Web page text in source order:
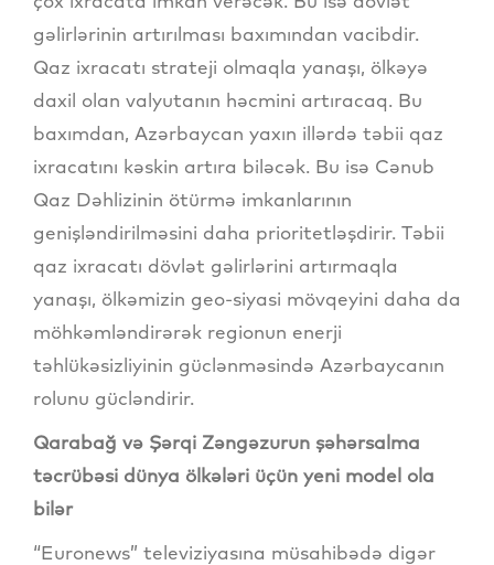
gəlirlərinin artırılması baxımından vacibdir.
Qaz ixracatı strateji olmaqla yanaşı, ölkəyə
daxil olan valyutanın həcmini artıracaq. Bu
baxımdan, Azərbaycan yaxın illərdə təbii qaz
ixracatını kəskin artıra biləcək. Bu isə Cənub
Qaz Dəhlizinin ötürmə imkanlarının
genişləndirilməsini daha prioritetləşdirir. Təbii
qaz ixracatı dövlət gəlirlərini artırmaqla
yanaşı, ölkəmizin geo-siyasi mövqeyini daha da
möhkəmləndirərək regionun enerji
təhlükəsizliyinin güclənməsində Azərbaycanın
rolunu gücləndirir.
Qarabağ və Şərqi Zəngəzurun şəhərsalma
təcrübəsi dünya ölkələri üçün yeni model ola
bilər
“Euronews” televiziyasına müsahibədə digər